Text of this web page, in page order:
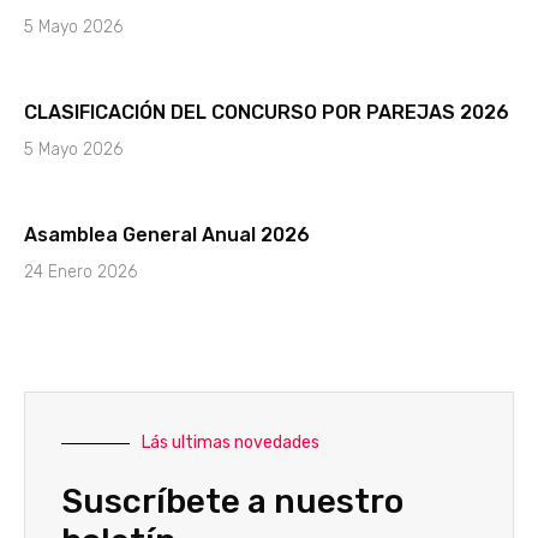
5 Mayo 2026
CLASIFICACIÓN DEL CONCURSO POR PAREJAS 2026
5 Mayo 2026
Asamblea General Anual 2026
24 Enero 2026
Lás ultimas novedades
Suscríbete a nuestro